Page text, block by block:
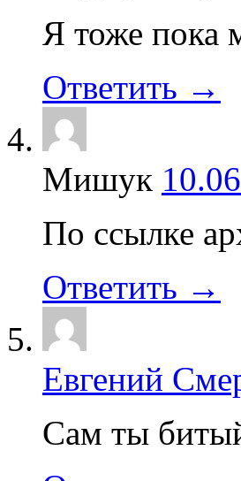
Я тоже пока
Ответить →
Мишук
По ссылке
Ответить →
Евгений
Сам ты